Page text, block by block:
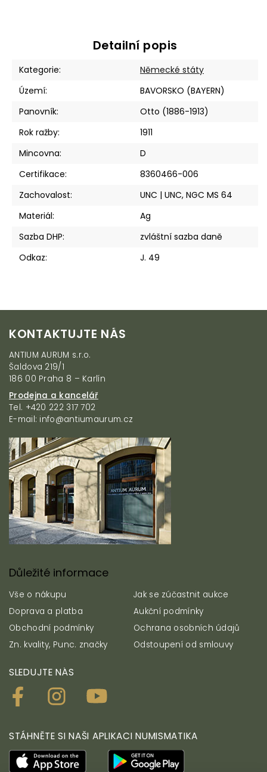
Detailní popis
Kategorie:
Německé státy
Území:
BAVORSKO (BAYERN)
Panovník:
Otto (1886-1913)
Rok ražby:
1911
Mincovna:
D
Certifikace:
8360466-006
Zachovalost:
UNC | UNC, NGC MS 64
Materiál:
Ag
Sazba DHP:
zvláštní sazba daně
Odkaz: J. 49
KONTAKTUJTE NÁS
ANTIUM AURUM s.r.o.
Šaldova 219/1
186 00 Praha 8 – Karlín
Prodejna a kancelář
Tel. +420 222 317 702
E-mail: info@antiumaurum.cz
Důležité informace
Vše o nákupu
Jak se zúčastnit aukce
Doprava a platba
Aukční podmínky
Obchodní podmínky
Ochrana osobních údajů
Zn. kvality, Punc. značky
Odstoupení od smlouvy
SLEDUJTE NÁS
STÁHNĚTE SI NAŠI APLIKACI NUMISMATIKA